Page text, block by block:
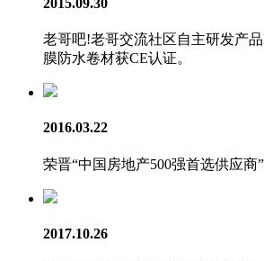
老哥吧!老哥交流社区自主研发产
膜防水卷材获CE认证。
2016.03.22
荣晋“中国房地产500强首选供应商
2017.10.26